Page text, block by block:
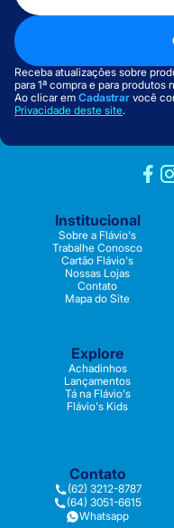
Receba atualizações sobre
para 1ª compra e para produtos
Ao clicar em Cadastrar você
Privacidade deste site.
Institucional
Sobre a Flávio's
Trabalhe Conosco
Cartão Flávio's
Nossas Lojas
Contato
Mapa do Site
Explore
Achadinhos
Lançamentos
Tá na Flávio's
Flávio's Kids
Contato
(62) 3212-8787
(64) 3051-6615
Whatsapp